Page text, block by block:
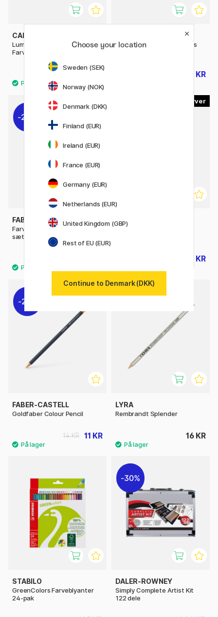
CARAN D'ACHE
Luminance 6901
Farveblyanter sæt 20 stk
Farveblyanter Polychromos
1616 KR
20%
FABER-CASTELL
Farveblyanter Polychromos
sæt 36 stk
FABER-CASTELL
Polychromos stykkevis
18 KR
48
21%
FABER-CASTELL
Goldfaber Colour Pencil
11 KR
14 KR
LYRA
Rembrandt Splender
16 KR
STABILO
GreenColors Farveblyanter
24-pak
30%
DALER-ROWNEY
Simply Complete Artist Kit
122 dele
Choose your location
Sweden (SEK)
Norway (NOK)
Denmark (DKK)
Finland (EUR)
Ireland (EUR)
France (EUR)
Germany (EUR)
Netherlands (EUR)
United Kingdom (GBP)
Rest of EU (EUR)
Continue to Denmark (DKK)